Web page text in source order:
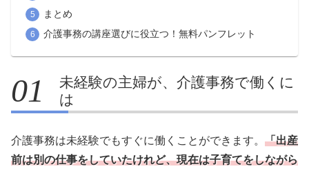
まとめ
介護事務の講座選びに役立つ！無料パンフレット
未経験の主婦が、介護事務で働くに
は
介護事務は未経験でもすぐに働くことができます。 「出産
前は別の仕事をしていたけれど、現在は子育てをしながら